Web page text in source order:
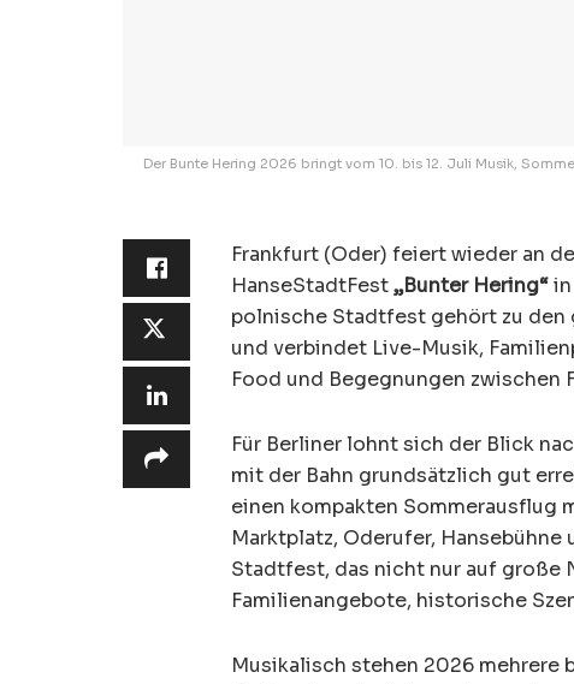
Der Bunte Hering 2026 bringt vom 10. bis 12. Juli Musik,
Frankfurt (Oder) feiert wieder an
HanseStadtFest„Bunter Hering“
polnische Stadtfest gehört zu den
und verbindet Live-Musik,
Food und Begegnungen zwischen
Für Berliner lohnt sich der Blick
mit der Bahn grundsätzlich gut
einen kompakten Sommerausflug
Marktplatz, Oderufer,
Stadtfest, das nicht nur auf große
Familienangebote, historische
Musikalisch stehen 2026 mehrere